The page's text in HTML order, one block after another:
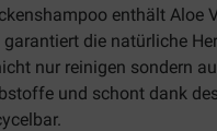
enthält
garantiert die natürliche
nur reinigen sondern
und schont dank